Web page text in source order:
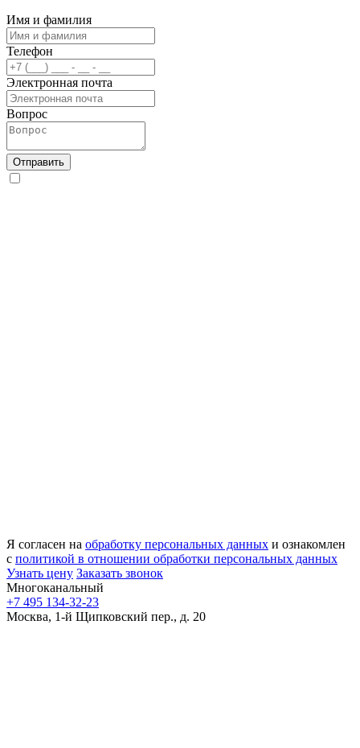
Имя и фамилия
Телефон
Электронная почта
Вопрос
Отправить
Я согласен на обработку персональных данных и ознакомлен
с политикой в отношении обработки персональных данных
Узнать цену Заказать звонок
Многоканальный
+7 495 134-32-23
Москва, 1-й Щипковский пер., д. 20